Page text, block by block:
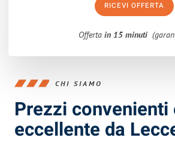
RICEVI OFFERTA
Offerta in 15 minuti
CHI SIAMO
Prezzi
eccellente da